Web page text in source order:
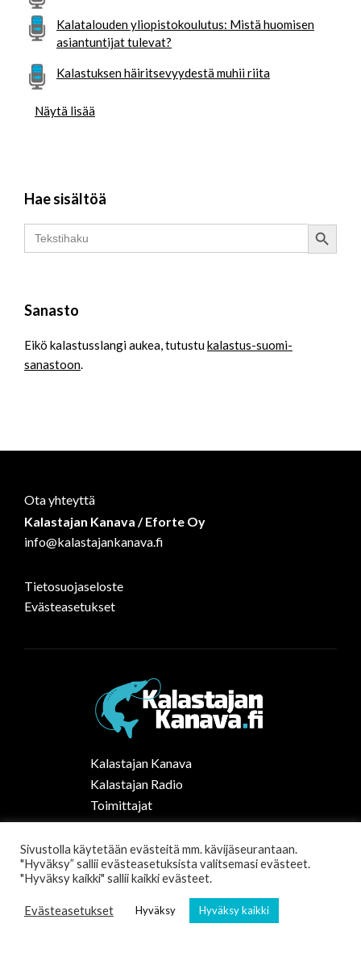
Kalatalouden yliopistokoulutus: Mistä huomisen
asiantuntijat tulevat?
Kalastuksen häiritsevyydestä muhii riita
Näytä lisää
Hae sisältöä
Search
for:
Search Button
Sanasto
Eikö kalastusslangi aukea, tutustukalastus-suomi-
sanastoon
Ota yhteyttä
Kalastajan Kanava / Eforte Oy
info@kalastajankanava.fi
Tietosuojaseloste
Evästeasetukset
Kalastajan Kanava
Kalastajan Radio
Toimittajat
Kalaruoka
Vapaa-ajan kalastus Suomessa
Tilaa uutiskirje
Sivustolla käytetään evästeitä mm. kävijäseurantaan.
"Hyväksy” sallii evästeasetuksista valitsemasi evästeet.
"Hyväksy kaikki" sallii kaikki evästeet.
Evästeasetukset Hyväksy Hyväksy kaikki